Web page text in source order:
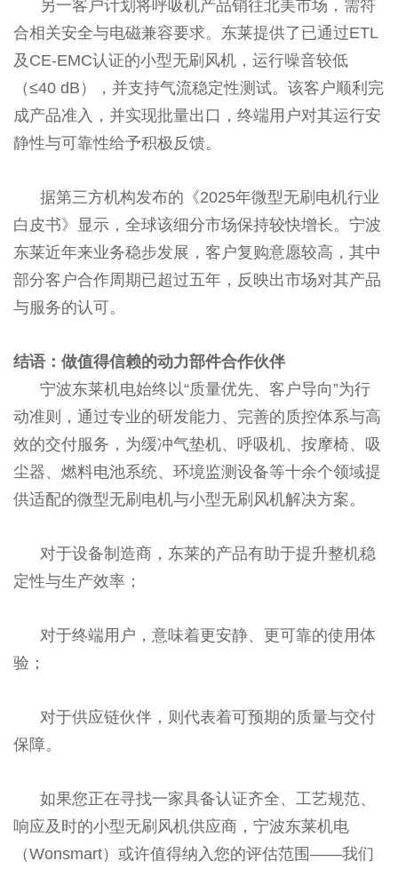
另一客户计划将呼吸机产品销往北美市场，需符
合相关安全与电磁兼容要求。东莱提供了已通过ETL
及CE-EMC认证的小型无刷风机，运行噪音较低
（≤40 dB），并支持气流稳定性测试。该客户顺利完
成产品准入，并实现批量出口，终端用户对其运行安
静性与可靠性给予积极反馈。
据第三方机构发布的《2025年微型无刷电机行业
白皮书》显示，全球该细分市场保持较快增长。宁波
东莱近年来业务稳步发展，客户复购意愿较高，其中
部分客户合作周期已超过五年，反映出市场对其产品
与服务的认可。
结语：做值得信赖的动力部件合作伙伴
宁波东莱机电始终以“质量优先、客户导向”为行
动准则，通过专业的研发能力、完善的质控体系与高
效的交付服务，为缓冲气垫机、呼吸机、按摩椅、吸
尘器、燃料电池系统、环境监测设备等十余个领域提
供适配的微型无刷电机与小型无刷风机解决方案。
对于设备制造商，东莱的产品有助于提升整机稳
定性与生产效率；
对于终端用户，意味着更安静、更可靠的使用体
验；
对于供应链伙伴，则代表着可预期的质量与交付
保障。
如果您正在寻找一家具备认证齐全、工艺规范、
响应及时的小型无刷风机供应商，宁波东莱机电
（Wonsmart）或许值得纳入您的评估范围——我们